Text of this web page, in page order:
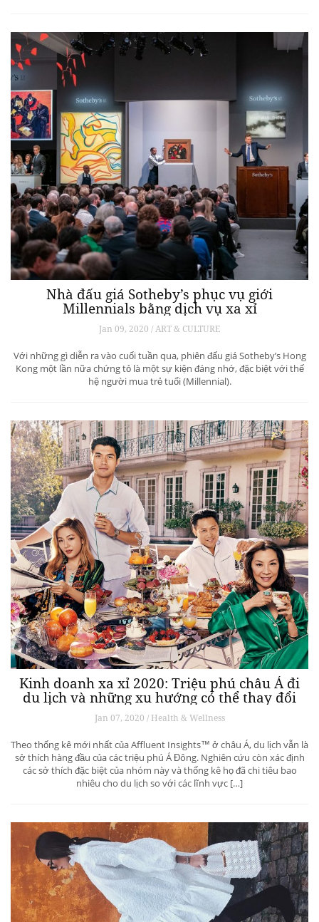
Nhà đấu giá Sotheby’s phục vụ giới
Millennials bằng dịch vụ xa xỉ
Jan 09, 2020 / ART & CULTURE
Với những gì diễn ra vào cuối tuần qua, phiên đấu giá Sotheby’s Hong
Kong một lần nữa chứng tỏ là một sự kiện đáng nhớ, đặc biệt với thế
hệ người mua trẻ tuổi (Millennial).
Kinh doanh xa xỉ 2020: Triệu phú châu Á đi
du lịch và những xu hướng có thể thay đổi
ngành du lịch thượng lưu
Jan 07, 2020 / Health & Wellness
Theo thống kê mới nhất của Affluent Insights™ ở châu Á, du lịch vẫn là
sở thích hàng đầu của các triệu phú Á Đông. Nghiên cứu còn xác định
các sở thích đặc biệt của nhóm này và thống kê họ đã chi tiêu bao
nhiêu cho du lịch so với các lĩnh vực […]